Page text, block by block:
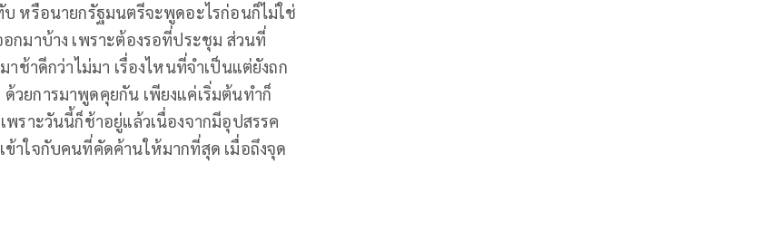
หรือนายกรัฐมนตรีจะพูดอะไรก่อนก็ไม่ใช่
กมาบ้าง เพราะต้องรอที่ประชุม ส่วนที่
าช้าดีกว่าไม่มา เรื่องไหนที่จำเป็นแต่ยังถก
วยการมาพูดคุยกัน เพียงแค่เริ่มต้นทำก็
ราะวันนี้ก็ช้าอยู่แล้วเนื่องจากมีอุปสรรค
ข้าใจกับคนที่คัดค้านให้มากที่สุด เมื่อถึงจุด